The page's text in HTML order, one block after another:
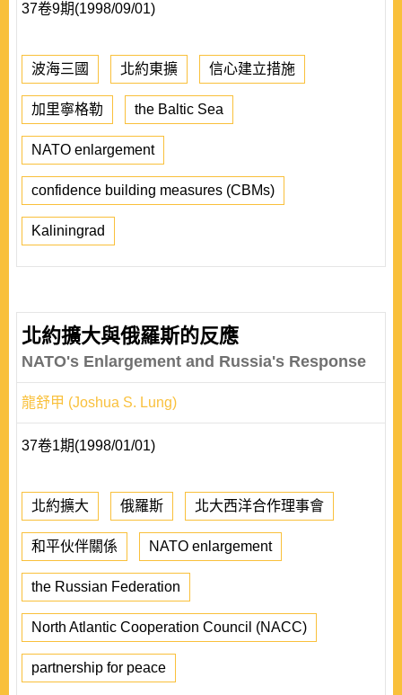
37卷9期(1998/09/01)
波海三國 北約東擴 信心建立措施
加里寧格勒 the Baltic Sea
NATO enlargement
confidence building measures (CBMs)
Kaliningrad
北約擴大與俄羅斯的反應
NATO's Enlargement and Russia's Response
龍舒甲 (Joshua S. Lung)
37卷1期(1998/01/01)
北約擴大 俄羅斯 北大西洋合作理事會
和平伙伴關係 NATO enlargement
the Russian Federation
North Atlantic Cooperation Council (NACC)
partnership for peace